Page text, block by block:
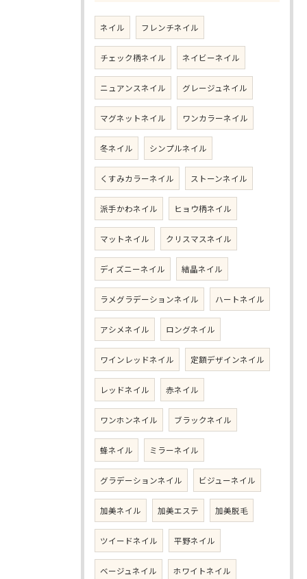
ネイル フレンチネイル
チェック柄ネイル ネイビーネイル
ニュアンスネイル グレージュネイル
マグネットネイル ワンカラーネイル
冬ネイル シンプルネイル
くすみカラーネイル ストーンネイル
派手かわネイル ヒョウ柄ネイル
マットネイル クリスマスネイル
ディズニーネイル 結晶ネイル
ラメグラデーションネイル ハートネイル
アシメネイル ロングネイル
ワインレッドネイル 定額デザインネイル
レッドネイル 赤ネイル
ワンホンネイル ブラックネイル
蜂ネイル ミラーネイル
グラデーションネイル ビジューネイル
加美ネイル 加美エステ 加美脱毛
ツイードネイル 平野ネイル
ベージュネイル ホワイトネイル